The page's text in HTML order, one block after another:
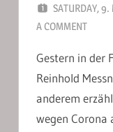
SATURDAY,
A COMMENT
Gestern in der
Reinhold
anderem
wegen Corona